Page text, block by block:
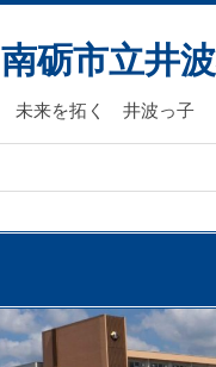
南砺市立井
未来を拓く 井波っ子